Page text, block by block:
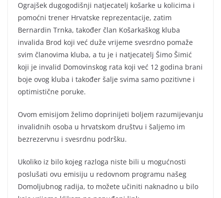
Ograjšek dugogodišnji natjecatelj košarke u kolicima i
pomoćni trener Hrvatske reprezentacije, zatim
Bernardin Trnka, također član Košarkaškog kluba
invalida Brod koji već duže vrijeme svesrdno pomaže
svim članovima kluba, a tu je i natjecatelj Šimo Šimić
koji je invalid Domovinskog rata koji već 12 godina brani
boje ovog kluba i također šalje svima samo pozitivne i
optimistične poruke.
Ovom emisijom želimo doprinijeti boljem razumijevanju
invalidnih osoba u hrvatskom društvu i šaljemo im
bezrezervnu i svesrdnu podršku.
Ukoliko iz bilo kojeg razloga niste bili u mogućnosti
poslušati ovu emisiju u redovnom programu našeg
Domoljubnog radija, to možete učiniti naknadno u bilo